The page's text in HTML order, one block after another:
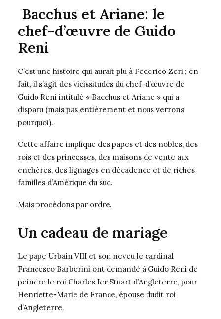
Bacchus et Ariane: le
chef-d’œuvre de Guido
Reni
C’est une histoire qui aurait plu à Federico Zeri ; en
fait, il s’agit des vicissitudes du chef-d’œuvre de
Guido Reni intitulé « Bacchus et Ariane » qui a
disparu (mais pas entièrement et nous verrons
pourquoi).
Cette affaire implique des papes et des nobles, des
rois et des princesses, des maisons de vente aux
enchères, des lignages en décadence et de riches
familles d’Amérique du sud.
Mais procédons par ordre.
Un cadeau de mariage
Le pape Urbain VIII et son neveu le cardinal
Francesco Barberini ont demandé à Guido Reni de
peindre le roi Charles Ier Stuart d’Angleterre, pour
Henriette-Marie de France, épouse dudit roi
d’Angleterre.